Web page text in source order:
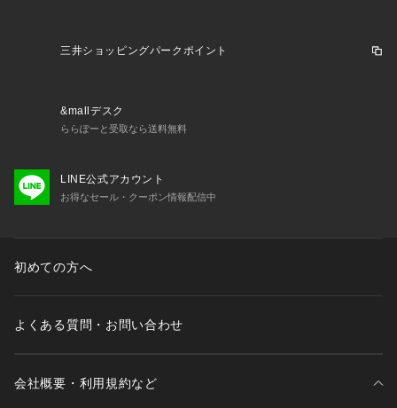
三井ショッピングパークポイント
&mallデスク
ららぽーと受取なら送料無料
LINE公式アカウント
お得なセール・クーポン情報配信中
初めての方へ
よくある質問・お問い合わせ
会社概要・利用規約など